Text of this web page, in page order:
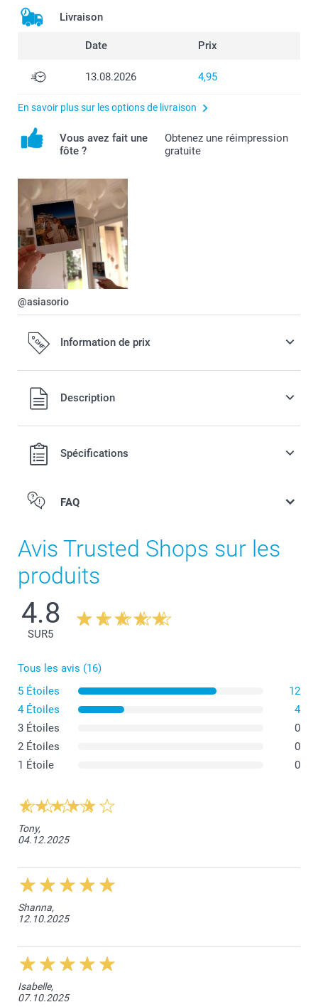
Livraison
Date Prix
13.08.2026 4,95
En savoir plus sur les options de livraison
Vous avez fait une
fôte ?
Obtenez une réimpression
gratuite
@asiasorio
Information de prix
Tous les prix sont en francs suisses (CHF), TVA incluse et
hors frais de port.
Description
Spécifications
FAQ
Avis Trusted Shops sur les
produits
4.8
SUR5
Tous les avis (16)
5 Étoiles
12
4 Étoiles
4
3 Étoiles
0
2 Étoiles
0
1 Étoile
0
Tony,
04.12.2025
Shanna,
12.10.2025
Isabelle,
07.10.2025